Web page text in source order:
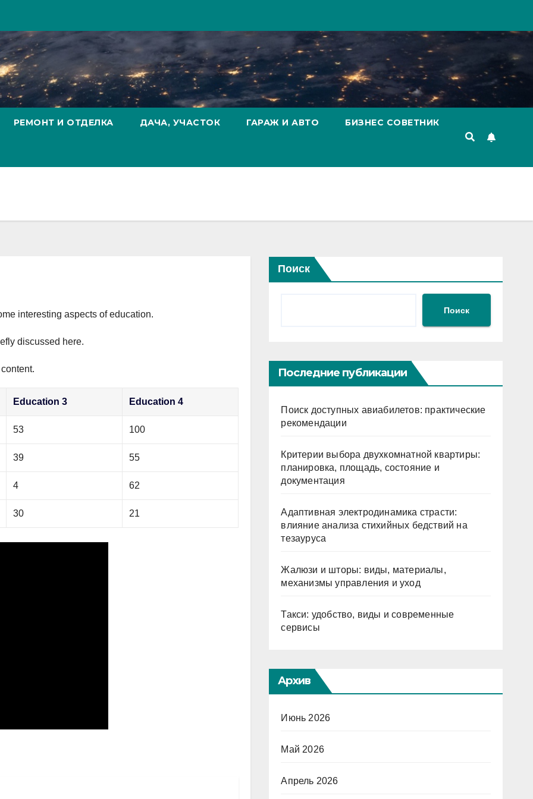
РЕМОНТ И ОТДЕЛКА ДАЧА, УЧАСТОК ГАРАЖ И АВТО БИЗНЕС СОВЕТНИК
interesting aspects of education.
discussed here.
Education 3 Education 4
53 100
39 55
4 62
30 21
Поиск
Поиск
Последние публикации
Поиск доступных авиабилетов: практические
рекомендации
Критерии выбора двухкомнатной квартиры:
планировка, площадь, состояние и
документация
Адаптивная электродинамика страсти:
влияние анализа стихийных бедствий на
тезауруса
Жалюзи и шторы: виды, материалы,
механизмы управления и уход
Такси: удобство, виды и современные
сервисы
Архив
Июнь 2026
Май 2026
Апрель 2026